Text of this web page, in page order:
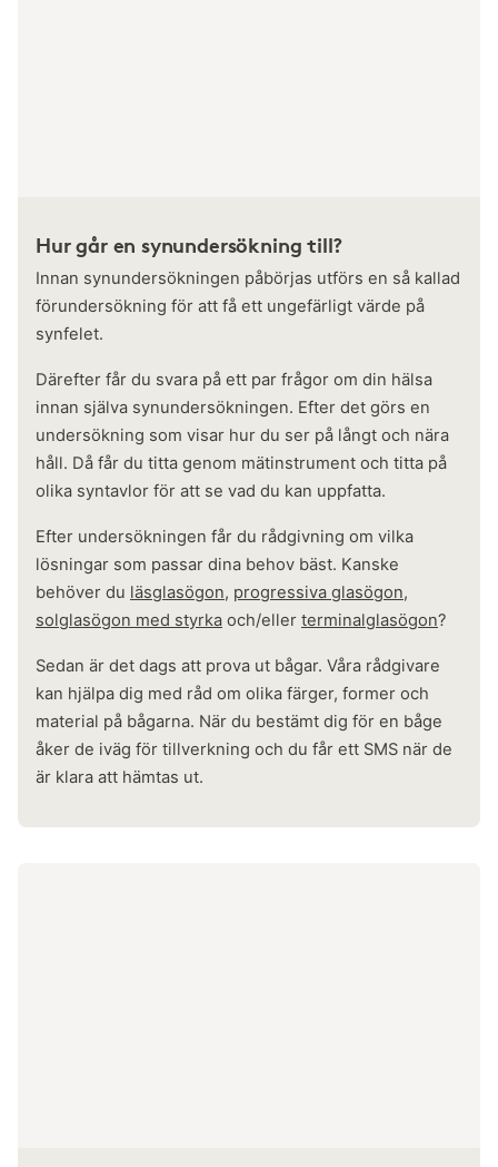
Hur går en synundersökning till?
Innan synundersökningen påbörjas utförs en så kallad
förundersökning för att få ett ungefärligt värde på
synfelet.
Därefter får du svara på ett par frågor om din hälsa
innan själva synundersökningen. Efter det görs en
undersökning som visar hur du ser på långt och nära
håll. Då får du titta genom mätinstrument och titta på
olika syntavlor för att se vad du kan uppfatta.
Efter undersökningen får du rådgivning om vilka
lösningar som passar dina behov bäst. Kanske
behöver du läsglasögon, progressiva glasögon,
solglasögon med styrka och/eller terminalglasögon?
Sedan är det dags att prova ut bågar. Våra rådgivare
kan hjälpa dig med råd om olika färger, former och
material på bågarna. När du bestämt dig för en båge
åker de iväg för tillverkning och du får ett SMS när de
är klara att hämtas ut.